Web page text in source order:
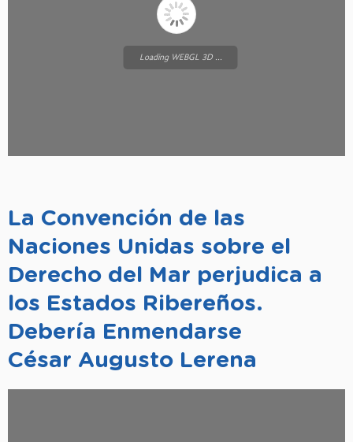
Loading WEBGL 3D ...
La Convención de las
Naciones Unidas sobre el
Derecho del Mar perjudica a
los Estados Ribereños.
Debería Enmendarse
César Augusto Lerena